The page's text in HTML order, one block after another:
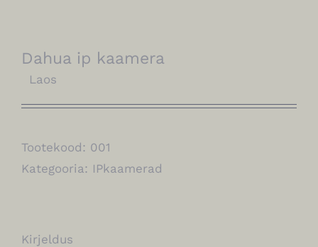
Dahua ip kaamera
Laos
Tootekood: 001
Kategooria: IPkaamerad
Kirjeldus